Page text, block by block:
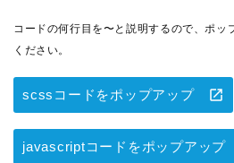
コードの何行目を〜と説明するので、ポッ
ください。
scssコードをポップアップ
javascriptコードをポップアップ